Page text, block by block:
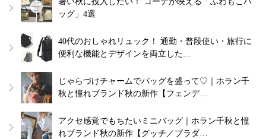
ッグ」4選
40代のおしゃれリュック！ 通勤・普段使い・旅行に
便利な機能とデザインを両立した…
じゃらづけチャームでバッグを盛って♡｜ホラン千
秋と憧れブランド秋の新作【フェンデ…
アクセ感覚でもちたいミニバッグ｜ホラン千秋と憧
れブランド秋の新作【グッチ／プラダ…